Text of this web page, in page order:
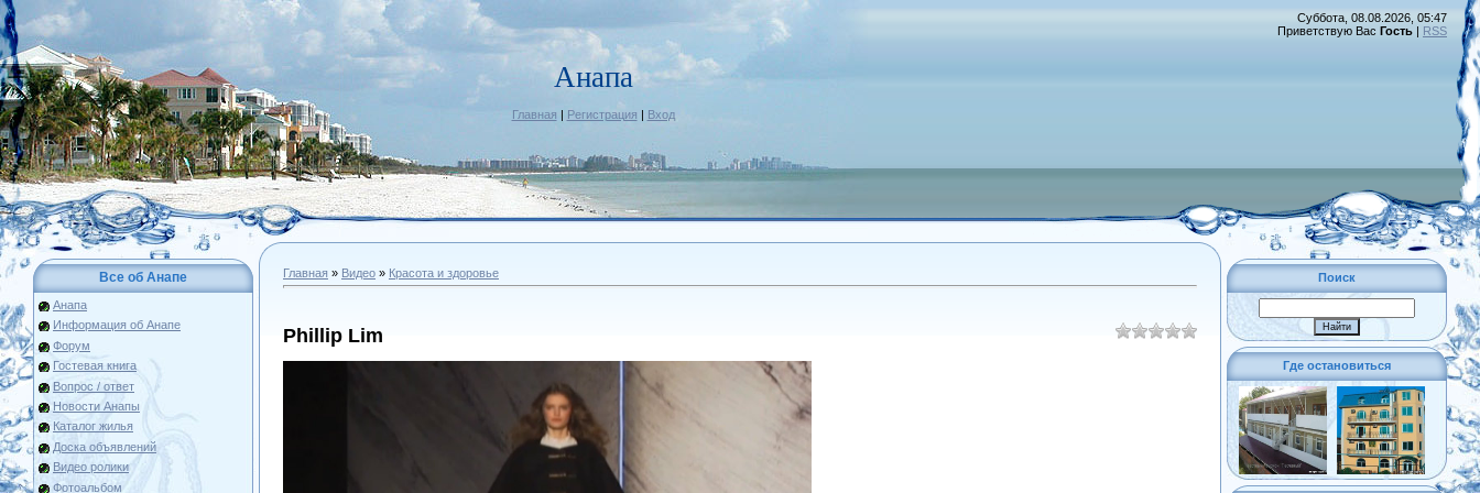
Анапа
Главная | Регистрация | Вход
Суббота, 08.08.2026, 05:47
Приветствую Вас Гость | RSS
Все об Анапе
Анапа
Информация об Анапе
Форум
Гостевая книга
Вопрос / ответ
Новости Анапы
Каталог жилья
Доска объявлений
Видео ролики
Фотоальбом
Главная » Видео » Красота и здоровье
Phillip Lim
Поиск
Где остановиться